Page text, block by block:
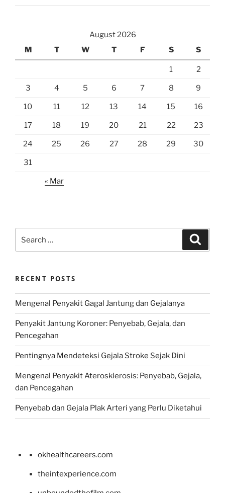
August 2026
M
T W T F S S
1 2
3 4 5 6 7 8 9
10 11 12 13 14 15 16
17 18 19 20 21 22 23
24 25 26 27 28 29 30
31
« Mar
for:
RECENT POSTS
Mengenal Penyakit Gagal Jantung dan Gejalanya
Penyakit Jantung Koroner: Penyebab, Gejala, dan
Pencegahan
Pentingnya Mendeteksi Gejala Stroke Sejak Dini
Mengenal Penyakit Aterosklerosis: Penyebab, Gejala,
dan Pencegahan
Penyebab dan Gejala Plak Arteri yang Perlu Diketahui
okhealthcareers.com
theintexperience.com